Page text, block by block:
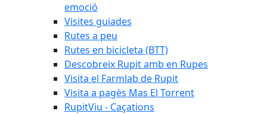
emoció
Visites guiades
Rutes a peu
Rutes en bicicleta (BTT)
Descobreix Rupit amb en Rupes
Visita el Farmlab de Rupit
Visita a pagès Mas El Torrent
RupitViu - Caçations